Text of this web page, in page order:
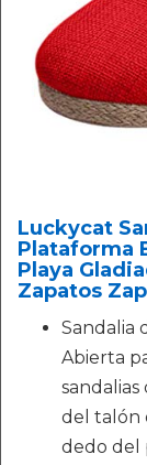
Luckycat
Plataforma
Playa
Zapatos
Sandalia
Abierta
del talón
dedo del